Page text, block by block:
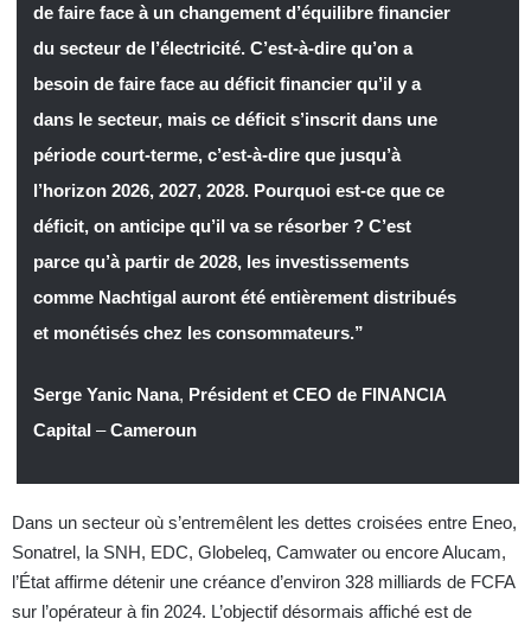
de faire face à un changement d’équilibre financier
du secteur de l’électricité. C’est-à-dire qu’on a
besoin de faire face au déficit financier qu’il y a
dans le secteur, mais ce déficit s’inscrit dans une
période court-terme, c’est-à-dire que jusqu’à
l’horizon 2026, 2027, 2028. Pourquoi est-ce que ce
déficit, on anticipe qu’il va se résorber ? C’est
parce qu’à partir de 2028, les investissements
comme Nachtigal auront été entièrement distribués
et monétisés chez les consommateurs.”
Serge Yanic Nana, Président et CEO de FINANCIA
Capital –Cameroun
Dans un secteur où s’entremêlent les dettes croisées entre Eneo,
Sonatrel, la SNH, EDC, Globeleq, Camwater ou encore Alucam,
l’État affirme détenir une créance d’environ 328 milliards de FCFA
sur l’opérateur à fin 2024. L’objectif désormais affiché est de